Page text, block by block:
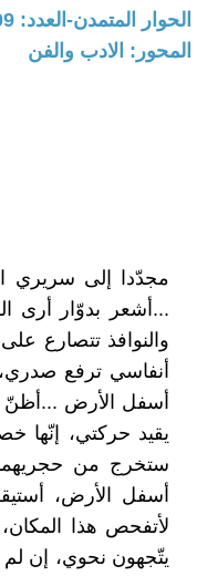
الحوار المتمدن-العدد: 6409 - 2019 / 11 / 15 - 15:13
المحور: الادب والفن
مجدّدا إلى سريري
...أشعر بدوّار أرى
والنوافذ تتصارع
أنفاسي ترفع
أسفل الأرض ...أظنّ
يقيد حركتي، إنّها
ستخرج من
أسفل الأرض،
لأتفحص هذا
يتّجهون نحوي، إن